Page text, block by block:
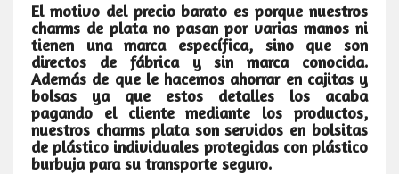
El motivo del precio barato es porque nuestros
charms de platano pasan por varias manos ni
tienen una marca específica, sino que son
directos de fábricay sin marca conocida.
Además de que le hacemos ahorrar en cajitas y
bolsas ya que estos detalles los acaba
pagando el cliente mediante los productos,
nuestros charms plata son servidos en bolsitas
de plástico individuales protegidas con plástico
burbuja para su transporte seguro.